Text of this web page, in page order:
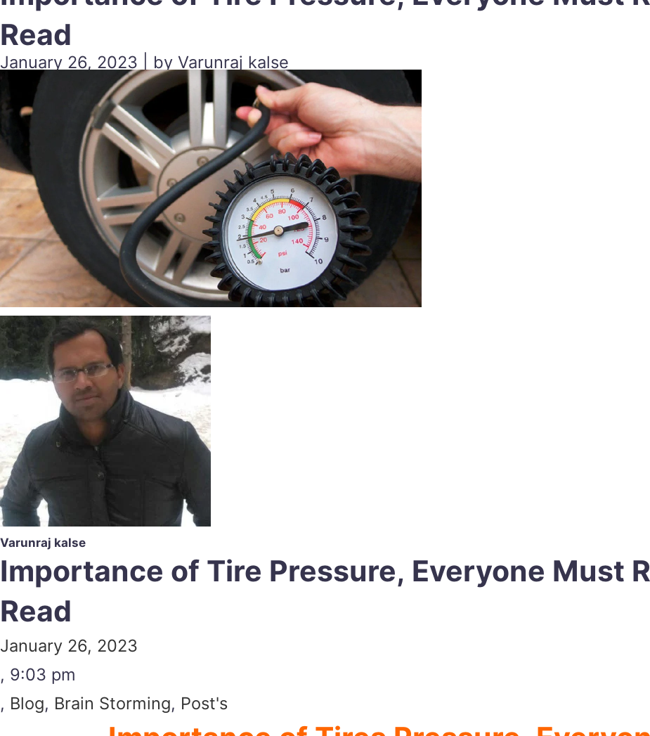
Read
January 26, 2023 | by Varunraj kalse
Varunraj kalse
Importance of Tire Pressure, Everyone Must
Read
January 26, 2023
, 9:03 pm
, Blog, Brain Storming, Post's